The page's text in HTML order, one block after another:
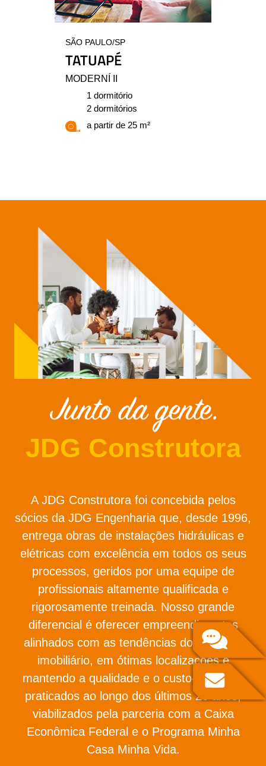
SÃO PAULO/SP
TATUAPÉ
MODERNÍ II
1 dormitório
2 dormitórios
a partir de 25 m²
JDG Construtora
A JDG Construtora foi concebida pelos
sócios da JDG Engenharia que, desde 1996,
entrega obras de instalações hidráulicas e
elétricas com excelência em todos os seus
processos, geridos por uma equipe de
profissionais altamente qualificada e
rigorosamente treinada. Nosso grande
diferencial é oferecer empreendimentos
alinhados com as tendências do mercado
imobiliário, em ótimas localizações e
mantendo a qualidade e o custo-benefício
praticados ao longo dos últimos 26 anos,
viabilizados pela parceria com a Caixa
Econômica Federal e o Programa Minha
Casa Minha Vida.